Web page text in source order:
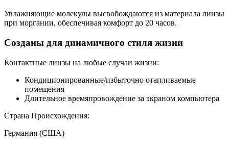
Увлажняющие молекулы высвобождаются из материала линзы
при моргании, обеспечивая комфорт до 20 часов.
Созданы для динамичного стиля жизни
Контактные линзы на любые случаи жизни:
Кондиционированные/избыточно отапливаемые
помещения
Длительное времяпровождение за экраном компьютера
Страна Происхождения:
Германия (США)